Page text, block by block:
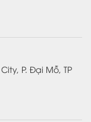
P. Đại Mỗ, TP